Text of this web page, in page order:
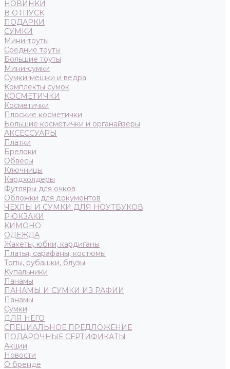
НОВИНКИ
В ОТПУСК
ПОДАРКИ
СУМКИ
Мини-тоуты
Средние тоуты
Большие тоуты
Мини-сумки
Сумки-мешки и ведра
Комплекты сумок
КОСМЕТИЧКИ
Косметички
Плоские косметички
Большие косметички и органайзеры
АКСЕССУАРЫ
Платки
Брелоки
Обвесы
Ключницы
Кардхолдеры
Футляры для очков
Обложки для документов
ЧЕХЛЫ И СУМКИ ДЛЯ НОУТБУКОВ
РЮКЗАКИ
КИМОНО
ОДЕЖДА
Жакеты, юбки, кардиганы
Платья, сарафаны, костюмы
Топы, рубашки, блузы
Купальники
Панамы
ПАНАМЫ И СУМКИ ИЗ РАФИИ
Панамы
Сумки
ДЛЯ НЕГО
СПЕЦИАЛЬНОЕ ПРЕДЛОЖЕНИЕ
ПОДАРОЧНЫЕ СЕРТИФИКАТЫ
Акции
Новости
О бренде